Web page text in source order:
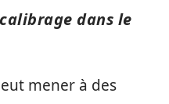
dans le
mener à des